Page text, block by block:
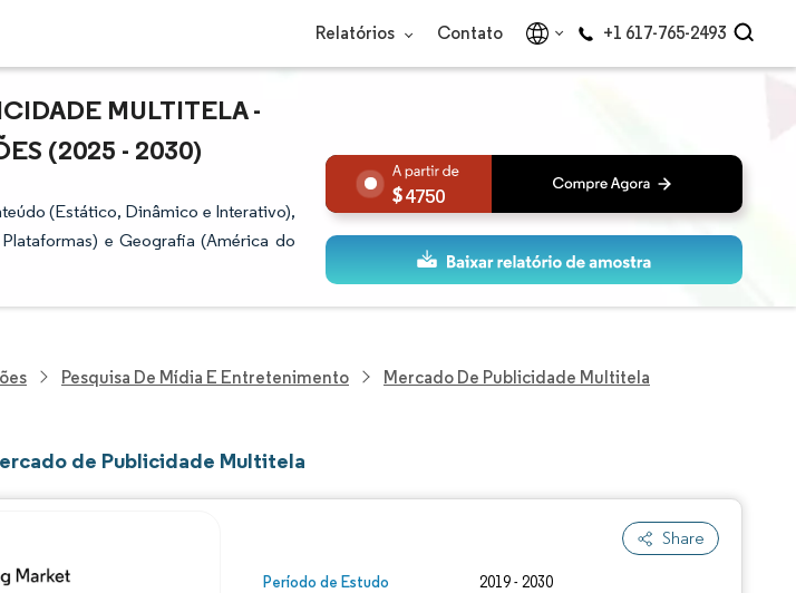
Relatórios Contato +1 617-765-2493
MULTITELA -
(2025 - 2030)
(Estático, Dinâmico e Interativo),
e Geografia (América do
4750
Pesquisa De Mídia E Entretenimento Mercado De Publicidade Multitela
de Publicidade Multitela
Share
Período de Estudo 2019 - 2030